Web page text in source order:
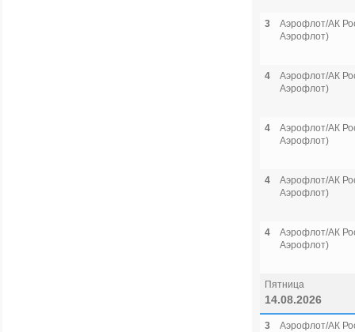
3
Аэрофлот/АК
Аэрофлот)
4
Аэрофлот/АК
Аэрофлот)
4
Аэрофлот/АК
Аэрофлот)
4
Аэрофлот/АК
Аэрофлот)
4
Аэрофлот/АК
Аэрофлот)
Пятница
14.08.2026
3
Аэрофлот/АК